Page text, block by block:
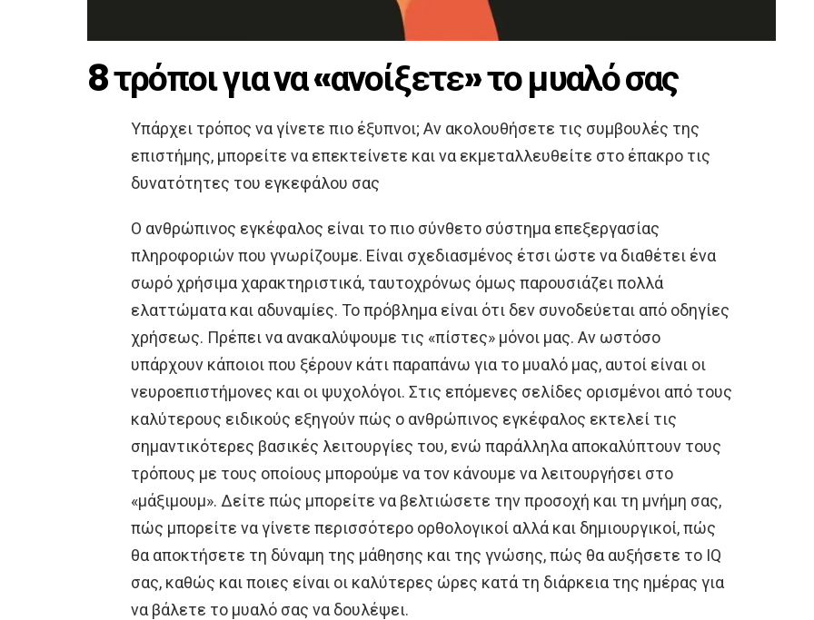
8 τρόποι για να «ανοίξετε» το μυαλό σας
Υπάρχει τρόπος να γίνετε πιο έξυπνοι; Αν ακολουθήσετε τις συμβουλές της
επιστήμης, μπορείτε να επεκτείνετε και να εκμεταλλευθείτε στο έπακρο τις
δυνατότητες του εγκεφάλου σας
Ο ανθρώπινος εγκέφαλος είναι το πιο σύνθετο σύστημα επεξεργασίας
πληροφοριών που γνωρίζουμε. Είναι σχεδιασμένος έτσι ώστε να διαθέτει ένα
σωρό χρήσιμα χαρακτηριστικά, ταυτοχρόνως όμως παρουσιάζει πολλά
ελαττώματα και αδυναμίες. Το πρόβλημα είναι ότι δεν συνοδεύεται από οδηγίες
χρήσεως. Πρέπει να ανακαλύψουμε τις «πίστες» μόνοι μας. Αν ωστόσο
υπάρχουν κάποιοι που ξέρουν κάτι παραπάνω για το μυαλό μας, αυτοί είναι οι
νευροεπιστήμονες και οι ψυχολόγοι. Στις επόμενες σελίδες ορισμένοι από τους
καλύτερους ειδικούς εξηγούν πώς ο ανθρώπινος εγκέφαλος εκτελεί τις
σημαντικότερες βασικές λειτουργίες του, ενώ παράλληλα αποκαλύπτουν τους
τρόπους με τους οποίους μπορούμε να τον κάνουμε να λειτουργήσει στο
«μάξιμουμ». Δείτε πώς μπορείτε να βελτιώσετε την προσοχή και τη μνήμη σας,
πώς μπορείτε να γίνετε περισσότερο ορθολογικοί αλλά και δημιουργικοί, πώς
θα αποκτήσετε τη δύναμη της μάθησης και της γνώσης, πώς θα αυξήσετε το IQ
σας, καθώς και ποιες είναι οι καλύτερες ώρες κατά τη διάρκεια της ημέρας για
να βάλετε το μυαλό σας να δουλέψει.